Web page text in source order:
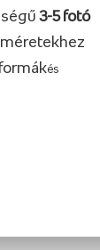
3-5 fotó
és